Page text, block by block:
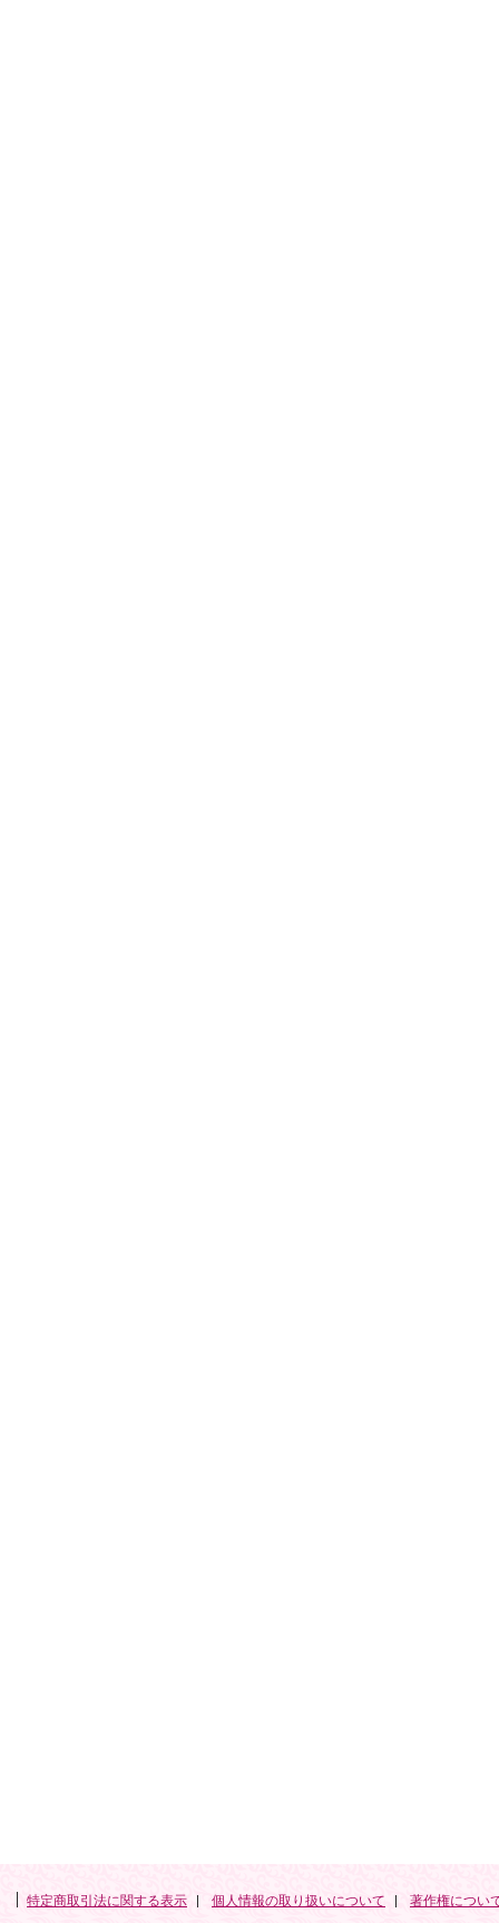
特定商取引法に関する表示 個人情報の取り扱いについて 著作権につい